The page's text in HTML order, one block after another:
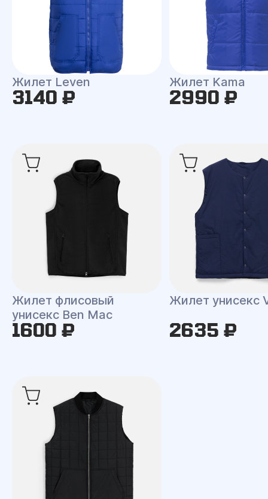
Жилет Leven
3140 ₽
Жилет Kama
2990 ₽
Жилет флисовый
унисекс Ben Mac
1600 ₽
Жилет унисекс
2635 ₽